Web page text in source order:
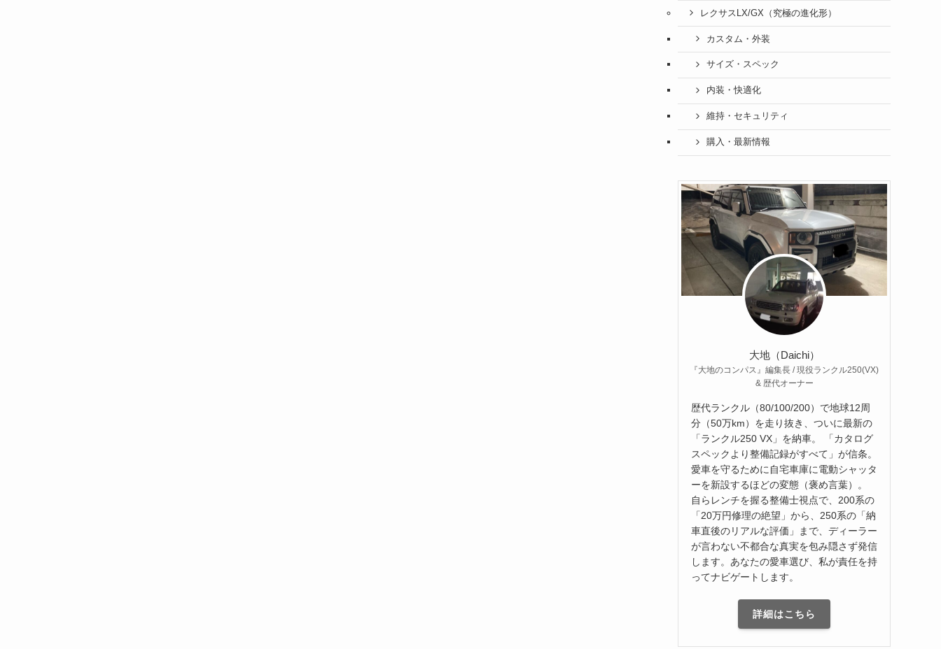
レクサスLX/GX（究極の進化形）
カスタム・外装
サイズ・スペック
内装・快適化
維持・セキュリティ
購入・最新情報
大地（Daichi）
『大地のコンパス』編集長 / 現役ランクル250(VX)
& 歴代オーナー
歴代ランクル（80/100/200）で地球12周
分（50万km）を走り抜き、ついに最新の
「ランクル250 VX」を納車。 「カタログ
スペックより整備記録がすべて」が信条。
愛車を守るために自宅車庫に電動シャッタ
ーを新設するほどの変態（褒め言葉）。
自らレンチを握る整備士視点で、200系の
「20万円修理の絶望」から、250系の「納
車直後のリアルな評価」まで、ディーラー
が言わない不都合な真実を包み隠さず発信
します。あなたの愛車選び、私が責任を持
ってナビゲートします。
詳細はこちら